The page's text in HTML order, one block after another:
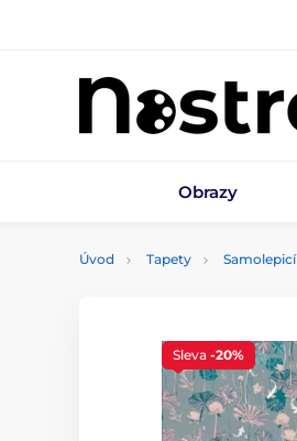
Obrazy
Úvod Tapety
Sleva -20%